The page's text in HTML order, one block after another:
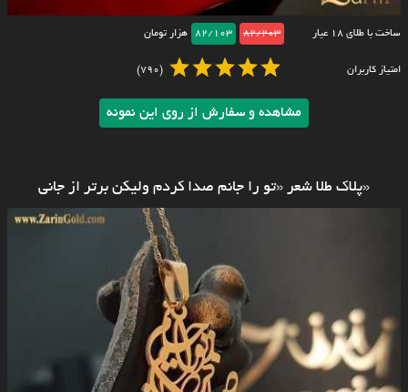
ساخت با طلای ۱۸ عیار 82/203
82/103 هزار تومان
امتیاز کاربران (790)
مشاهده و سفارش از روی این نمونه
«پلاک طلا شعر «تو را جانم صدا کردم ولیکن برتر از جانی